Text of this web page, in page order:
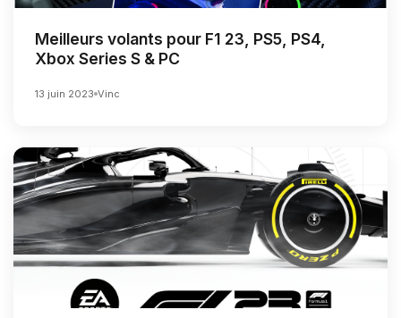
Meilleurs volants pour F1 23, PS5, PS4,
Xbox Series S & PC
13 juin 2023 Vinc